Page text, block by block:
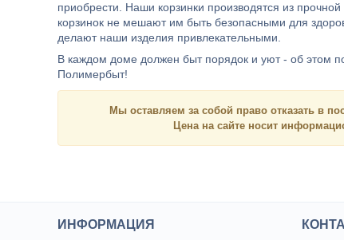
приобрести. Наши корзинки производятся из
корзинок не мешают им быть безопасными для
делают наши изделия привлекательными.
В каждом доме должен быт порядок и уют - об этом
Полимербыт!
Мы оставляем за собой право отказать в
Цена на сайте носит
ИНФОРМАЦИЯ